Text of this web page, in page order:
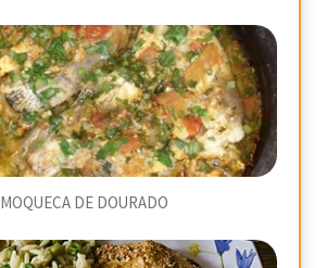
MOQUECA DE DOURADO